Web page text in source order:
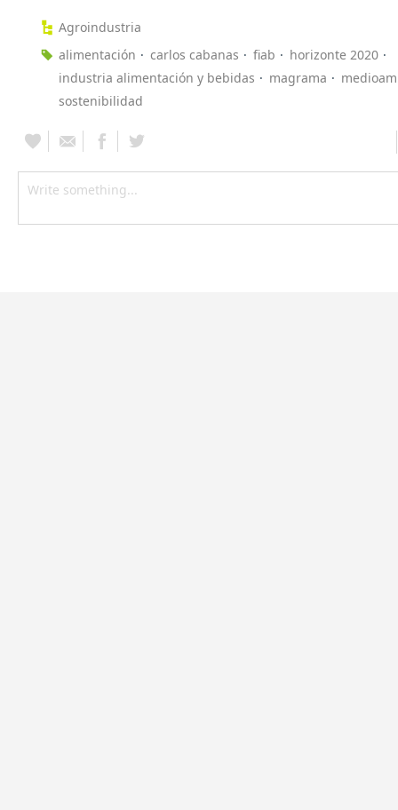
Agroindustria
alimentación
carlos cabanas fiab
horizonte 2020
industria alimentación y bebidas
magrama
sostenibilidad